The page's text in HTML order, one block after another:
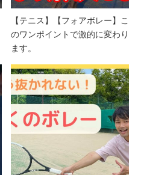
【テニス】【フォアボレー】こ
のワンポイントで激的に変わり
ます。